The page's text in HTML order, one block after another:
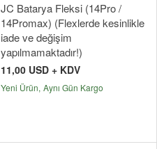
JC Batarya Fleksi (14Pro /
14Promax) (Flexlerde kesinlikle
iade ve değişim
yapılmamaktadır!)
11,00 USD + KDV
Yeni Ürün Aynı Gün Kargo